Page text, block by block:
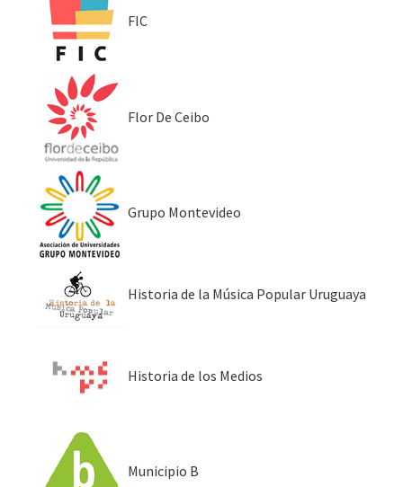
FIC
Flor De Ceibo
Grupo Montevideo
Historia de la Música Popular Uruguaya
Historia de los Medios
Municipio B